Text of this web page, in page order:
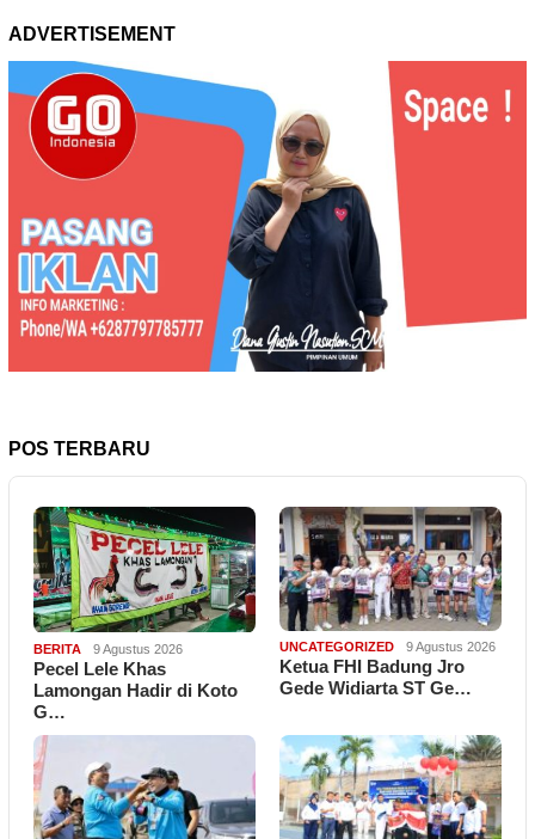
ADVERTISEMENT
POS TERBARU
BERITA 9 Agustus 2026
Pecel Lele Khas
Lamongan Hadir di Koto
G…
UNCATEGORIZED 9 Agustus 2026
Ketua FHI Badung Jro
Gede Widiarta ST Ge…